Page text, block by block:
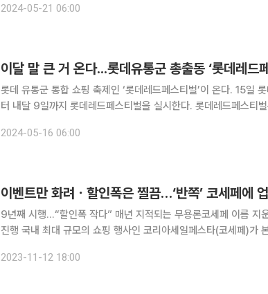
비’ 롯데와 NC의 야구 경기를 ‘롯데레드페스티벌 스폰서 매치데이’
2024-05-21 06:00
이달 말 큰 거 온다...롯데유통군 총출동 ‘롯데레드
롯데 유통군 통합 쇼핑 축제인 ‘롯데레드페스티벌’이 온다. 15일 롯데유통군에 따르면 이달 30일부
터 내달 9일까지 롯데레드페스티벌을 실시한다. 롯데레드페스티벌은 롯데그룹을 상징하는 색상인
2024-05-16 06:00
이벤트만 화려ㆍ할인폭은 찔끔…‘반쪽’ 코세페에
9년째 시행…“할인폭 작다” 매년 지적되는 무용론코세페 이름 지
진행 국내 최대 규모의 쇼핑 행사인 코리아세일페스타(코세페)가 본격적으로 막이 올랐지만 유통업
모습이다. 코세페는 흥행 저조, 작은 할인폭 등으로 매년 무용론이 지
2023-11-12 18:00